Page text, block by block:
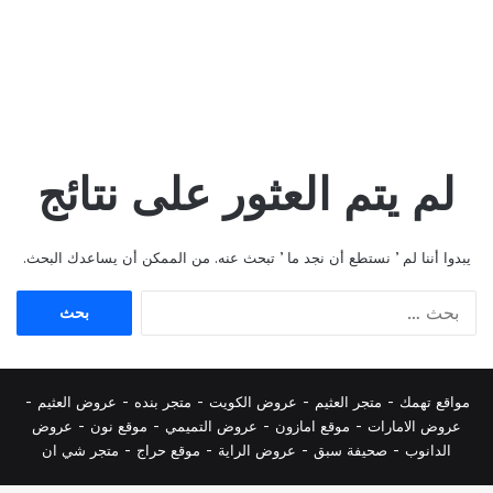
لم يتم العثور على نتائج
يبدوا أننا لم ’ نستطع أن نجد ما ’ تبحث عنه. من الممكن أن يساعدك البحث.
مواقع تهمك - متجر العثيم - عروض الكويت - متجر بنده - عروض العثيم -
عروض الامارات - موقع امازون - عروض التميمي - موقع نون - عروض
الدانوب - صحيفة سبق - عروض الراية - موقع حراج - متجر شي ان